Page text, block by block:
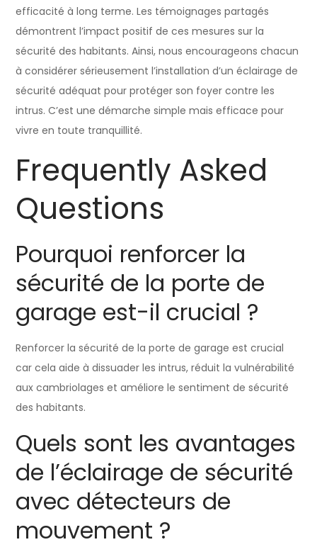
efficacité à long terme. Les témoignages partagés
démontrent l’impact positif de ces mesures sur la
sécurité des habitants. Ainsi, nous encourageons chacun
à considérer sérieusement l’installation d’un éclairage de
sécurité adéquat pour protéger son foyer contre les
intrus. C’est une démarche simple mais efficace pour
vivre en toute tranquillité.
Frequently Asked
Questions
Pourquoi renforcer la
sécurité de la porte de
garage est-il crucial ?
Renforcer la sécurité de la porte de garage est crucial
car cela aide à dissuader les intrus, réduit la vulnérabilité
aux cambriolages et améliore le sentiment de sécurité
des habitants.
Quels sont les avantages
de l’éclairage de sécurité
avec détecteurs de
mouvement ?